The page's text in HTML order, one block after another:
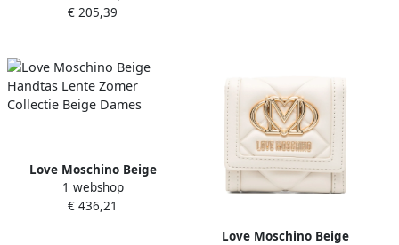
Brown Dames
€ 205,39
Love Moschino Beige
Handtas Lente Zomer
Collectie Beige Dames
1 webshop
€ 436,21
Love Moschino Beige